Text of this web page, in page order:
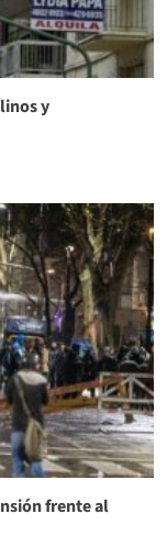
y
frente al